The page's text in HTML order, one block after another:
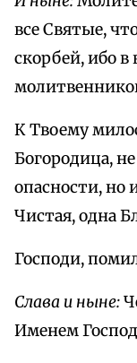
все Святые,
скорбей, ибо
К Твоему
Богородица,
опасности, но
Чистая, одна
Господи,
Слава и ныне:
Именем